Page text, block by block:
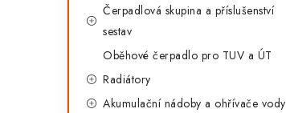
Čerpadlová skupina a příslušenství
sestav
Oběhové čerpadlo pro TUV a ÚT
Radiátory
Akumulační nádoby a ohřívače vody